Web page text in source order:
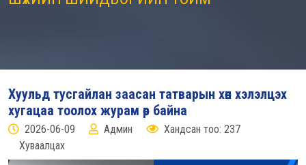
Хуульд тусгайлан заасан татварын хөөн хэлэлцэх
хугацаа тоолох журам өөр байна
2026-06-09 Админ
Хандсан тоо: 237
Хуваалцах